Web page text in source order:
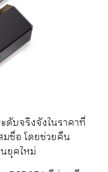
ดับจริงจังในราคาที่
มชื่อ โดยช่วยคืน
ยุคใหม่